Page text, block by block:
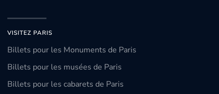
VISITEZ PARIS
Billets pour les Monuments de Paris
Billets pour les musées de Paris
Billets pour les cabarets de Paris